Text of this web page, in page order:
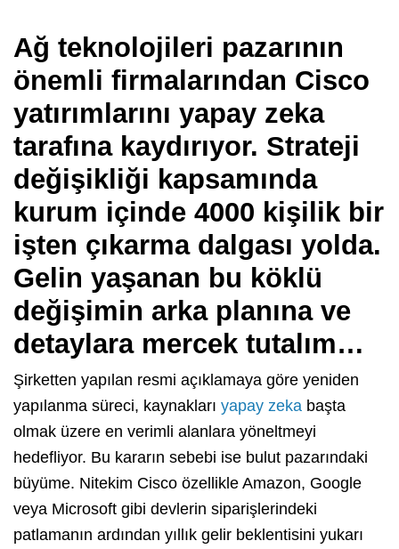
Ağ teknolojileri pazarının
önemli firmalarından Cisco
yatırımlarını yapay zeka
tarafına kaydırıyor. Strateji
değişikliği kapsamında
kurum içinde 4000 kişilik bir
işten çıkarma dalgası yolda.
Gelin yaşanan bu köklü
değişimin arka planına ve
detaylara mercek tutalım…
Şirketten yapılan resmi açıklamaya göre yeniden
yapılanma süreci, kaynakları yapay zeka başta
olmak üzere en verimli alanlara yöneltmeyi
hedefliyor. Bu kararın sebebi ise bulut pazarındaki
büyüme. Nitekim Cisco özellikle Amazon, Google
veya Microsoft gibi devlerin siparişlerindeki
patlamanın ardından yıllık gelir beklentisini yukarı